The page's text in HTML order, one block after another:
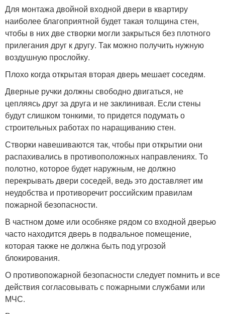
Для монтажа двойной входной двери в квартиру
наиболее благоприятной будет такая толщина стен,
чтобы в них две створки могли закрыться без плотного
прилегания друг к другу. Так можно получить нужную
воздушную прослойку.
Плохо когда открытая вторая дверь мешает соседям.
Дверные ручки должны свободно двигаться, не
цепляясь друг за друга и не заклинивая. Если стены
будут слишком тонкими, то придется подумать о
строительных работах по наращиванию стен.
Створки навешиваются так, чтобы при открытии они
распахивались в противоположных направлениях. То
полотно, которое будет наружным, не должно
перекрывать двери соседей, ведь это доставляет им
неудобства и противоречит российским правилам
пожарной безопасности.
В частном доме или особняке рядом со входной дверью
часто находится дверь в подвальное помещение,
которая также не должна быть под угрозой
блокирования.
О противопожарной безопасности следует помнить и все
действия согласовывать с пожарными службами или
МЧС.